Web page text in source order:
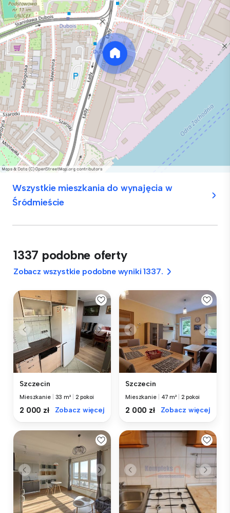
Wszystkie mieszkania do wynajęcia w
Śródmieście
1337 podobne oferty
Zobacz wszystkie podobne wyniki 1337.
Szczecin
Mieszkanie 33 m² 2 pokoi
2 000 zł Zobacz więcej
Szczecin
Mieszkanie 47 m² 2 pokoi
2 000 zł Zobacz więcej